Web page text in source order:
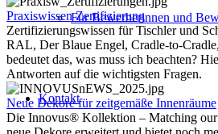
Für Bewerberinnen und
Kontakt
Praxiswissen Zertifizierung
Zertifizierungswissen für Tischler und
RAL, Der Blaue Engel, Cradle-to-
bedeutet das, was muss ich beachten?
Antworten auf die wichtigsten Fragen.
Neue Dekore für zeitgemäße Innenräume
Die Innovus® Kollektion – Matching our